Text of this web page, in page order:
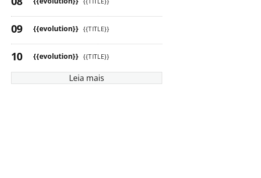
{{evolution}} {{TITLE}}
{{evolution}} {{TITLE}}
Leia mais